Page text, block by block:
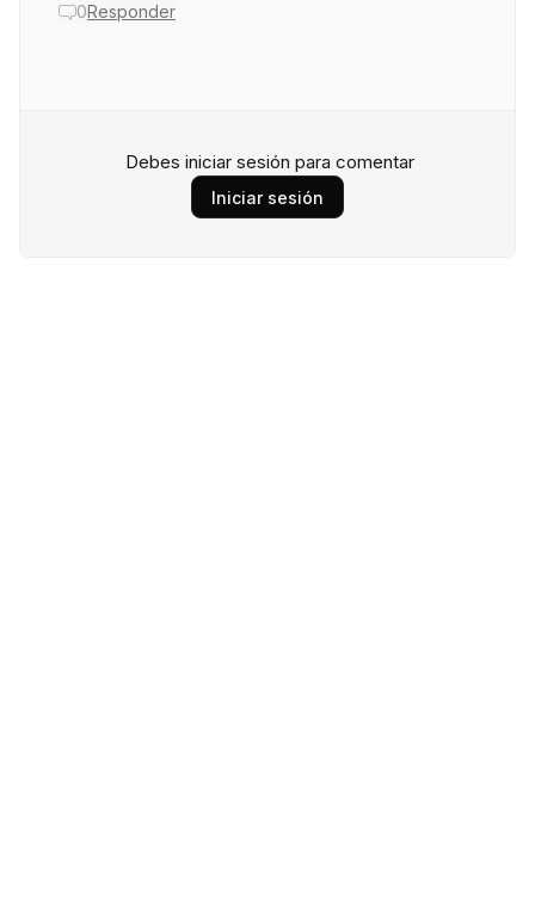
0Responder
Debes iniciar sesión para comentar
Iniciar sesión